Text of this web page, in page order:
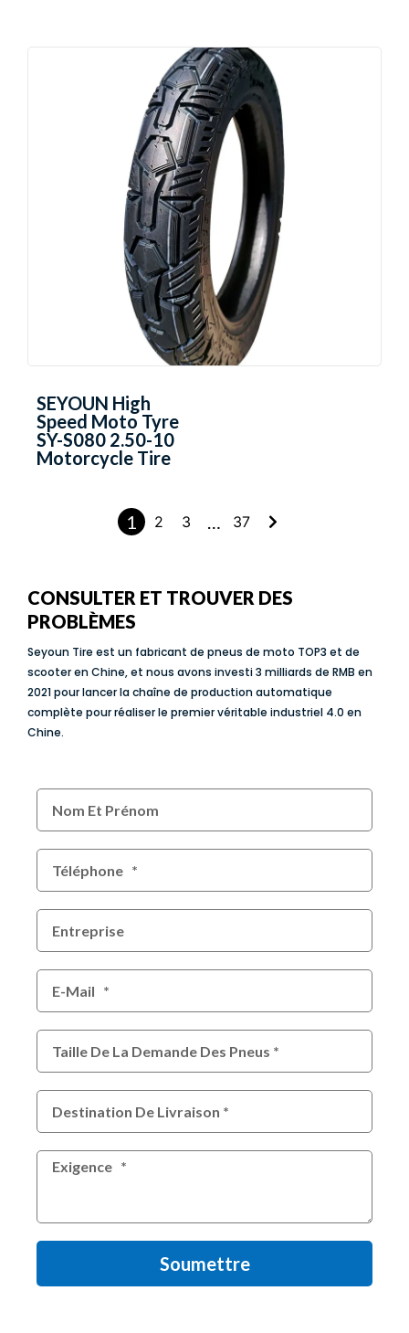
SEYOUN High
Speed Moto Tyre
SY-S080 2.50-10
Motorcycle Tire
1 2 3 … 37
CONSULTER ET TROUVER DES
PROBLÈMES
Seyoun Tire est un fabricant de pneus de moto TOP3 et de
scooter en Chine, et nous avons investi 3 milliards de RMB en
2021 pour lancer la chaîne de production automatique
complète pour réaliser le premier véritable industriel 4.0 en
Chine.
Soumettre